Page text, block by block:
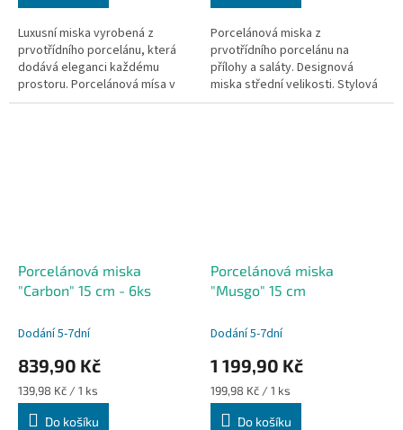
Luxusní miska vyrobená z
prvotřídního porcelánu, která
dodává eleganci každému
prostoru. Porcelánová mísa v
moderním stylu. Hodí se na
Porcelánová miska z
prvotřídního porcelánu na
přílohy a saláty. Designová
miska střední velikosti. Stylová
miska ve velmi vysoké kvalitě.
Porcelánová miska
"Carbon" 15 cm - 6ks
Dodání 5-7dní
839,90 Kč
Měrná
cena:
139,98 Kč / 1 ks
Do košíku
Porcelánová miska
"Musgo" 15 cm
Dodání 5-7dní
1 199,90 Kč
Měrná
cena:
199,98 Kč / 1 ks
Do košíku